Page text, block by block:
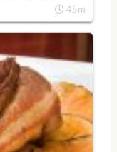
45m